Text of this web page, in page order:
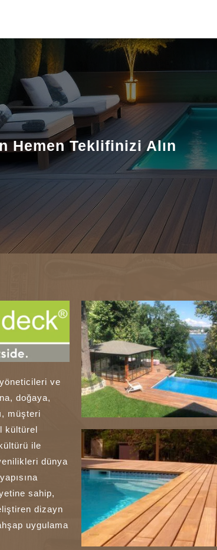
Hemen Teklifinizi Alın
ve
doğaya,
müşteri
kültürel
ile
dünya
sahip,
dizayn
uygulama